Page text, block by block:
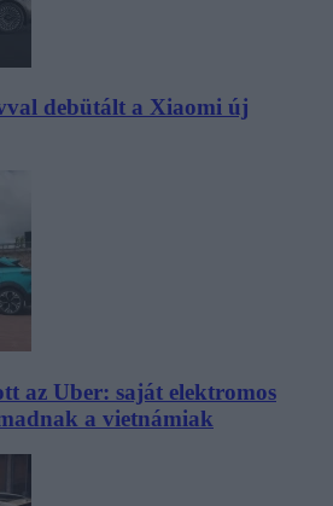
debütált a Xiaomi új
az Uber: saját elektromos
a vietnámiak